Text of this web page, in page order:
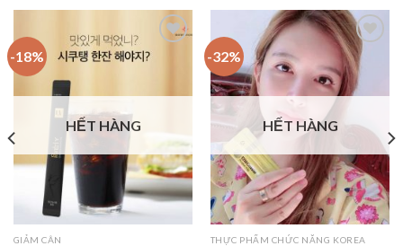
-18%
Add to
HẾT HÀNG
GIẢM CÂN
-32%
Add to
Wishlist
HẾT HÀNG
THỰC PHẨM CHỨC NĂNG KOREA